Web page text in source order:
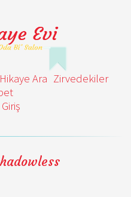
Hikaye Ara Zirvedekiler
Giriş